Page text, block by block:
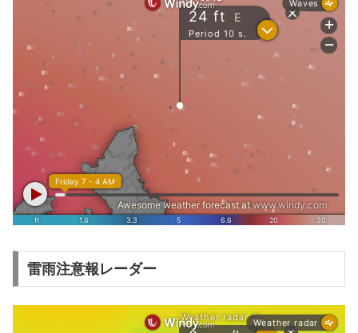
雷雨注意報レーダー